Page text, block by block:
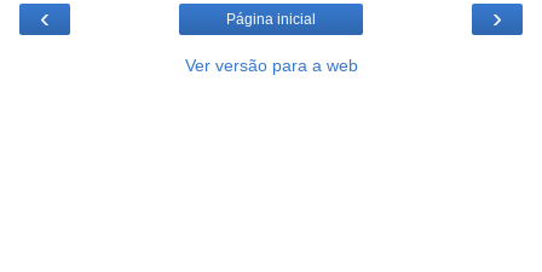
‹ ›
Página inicial
Ver versão para a web